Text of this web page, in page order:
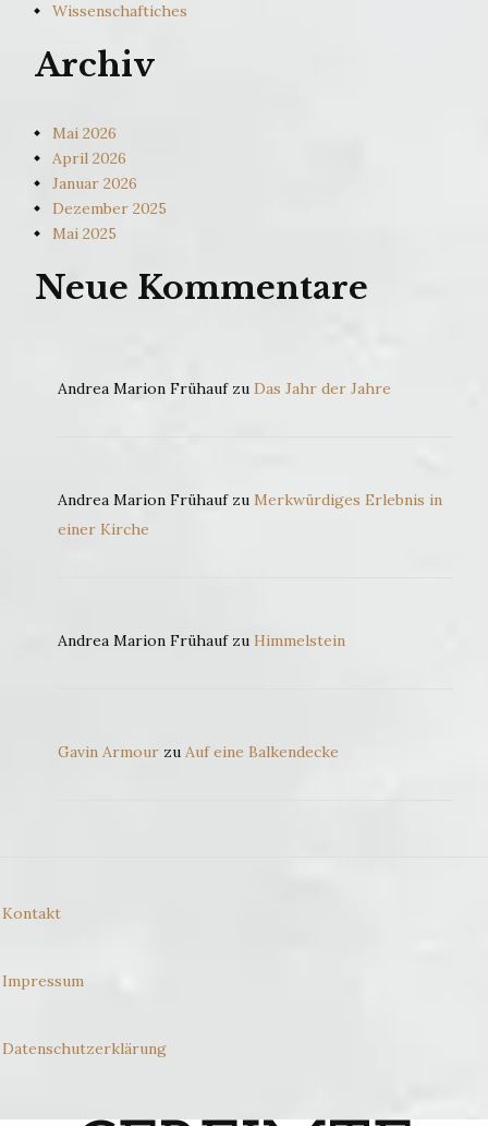
Wissenschaftiches
Archiv
Mai 2026
April 2026
Januar 2026
Dezember 2025
Mai 2025
Neue Kommentare
Andrea Marion Frühaufzu Das Jahr der Jahre
Andrea Marion Frühaufzu Merkwürdiges Erlebnis in
einer Kirche
Andrea Marion Frühaufzu Himmelstein
Gavin Armourzu Auf eine Balkendecke
Kontakt
Impressum
Datenschutzerklärung